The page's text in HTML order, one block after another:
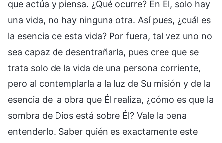
que actúa y piensa. ¿Qué ocurre? En Él, solo hay
una vida, no hay ninguna otra. Así pues, ¿cuál es
la esencia de esta vida? Por fuera, tal vez uno no
sea capaz de desentrañarla, pues cree que se
trata solo de la vida de una persona corriente,
pero al contemplarla a la luz de Su misión y de la
esencia de la obra que Él realiza, ¿cómo es que la
sombra de Dios está sobre Él? Vale la pena
entenderlo. Saber quién es exactamente este